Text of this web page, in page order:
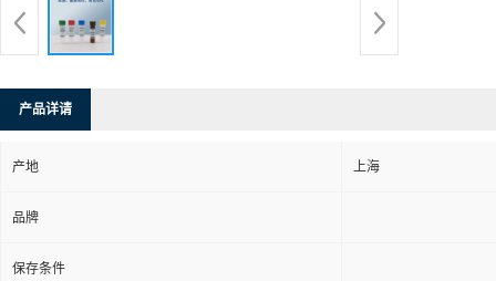
产品详请
产地 上海
品牌
保存条件